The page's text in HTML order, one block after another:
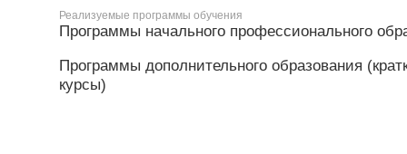
Реализуемые программы обучения
Программы начального профессионального
Программы дополнительного образования
курсы)